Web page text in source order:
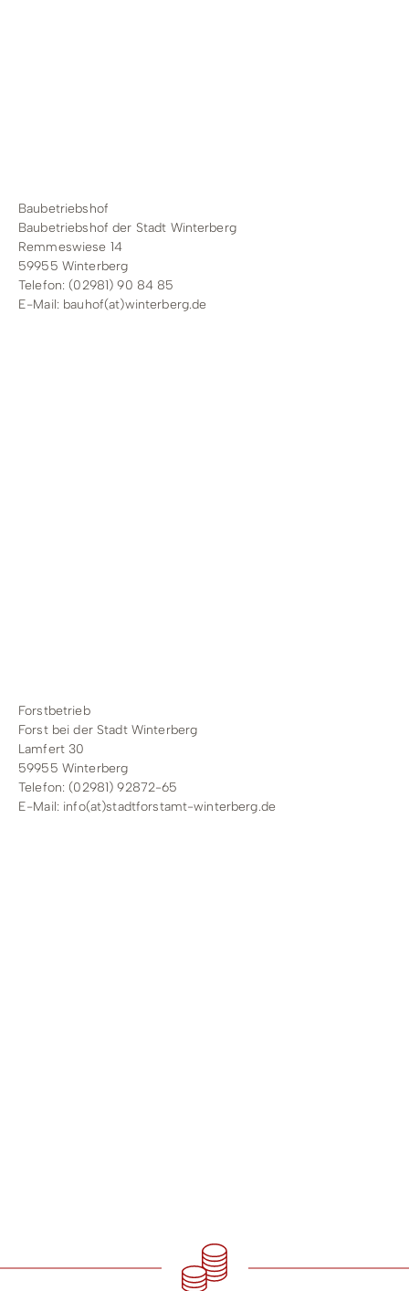
Baubetriebshof
Baubetriebshof der Stadt Winterberg
Remmeswiese 14
59955 Winterberg
Telefon: (02981) 90 84 85
E-Mail: bauhof(at)winterberg.de
Forstbetrieb
Forst bei der Stadt Winterberg
Lamfert 30
59955 Winterberg
Telefon: (02981) 92872-65
E-Mail: info(at)stadtforstamt-winterberg.de